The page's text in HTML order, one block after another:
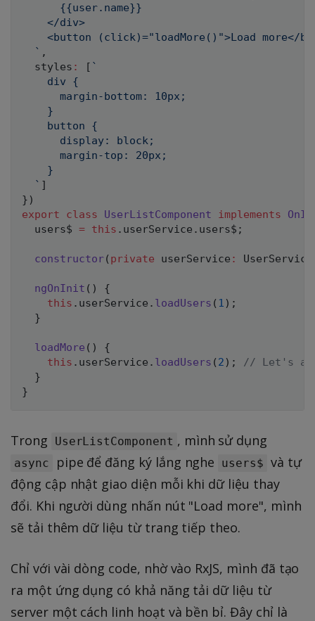
      {{user.name}}
    </div>
<button (click)="loadMore()">Load more</
` ,
  styles
: [ `
    div {
      margin-bottom: 10px;
    }
    button {
      display: block;
      margin-top: 20px;
    }
` ]
} )
export
class UserListComponent implements
  users$
= this . userService . users$ ;
constructor( private userService : UserService
ngOnInit ( )
{
this . userService . loadUsers ( 1 ) ;
}
loadMore ( )
{
this . userService . loadUsers ( 2 ) ;
// Let's
}
}
Trong UserListComponent , mình sử dụng
async pipe để đăng ký lắng nghe users$ và tự
động cập nhật giao diện mỗi khi dữ liệu thay
đổi. Khi người dùng nhấn nút "Load more", mình
sẽ tải thêm dữ liệu từ trang tiếp theo.
Chỉ với vài dòng code, nhờ vào RxJS, mình đã tạo
ra một ứng dụng có khả năng tải dữ liệu từ
server một cách linh hoạt và bền bỉ. Đây chỉ là